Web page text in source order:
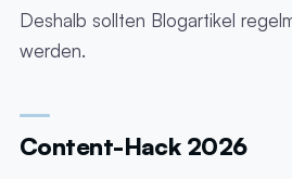
Deshalb sollten Blogartikel
werden.
Content-Hack 2026